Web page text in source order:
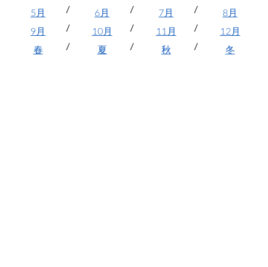
5月
6月 7月
8月
9月
10月 11月
12月
春
夏 秋 冬